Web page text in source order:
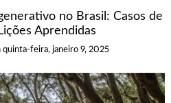
no Brasil: Casos de
Aprendidas
quinta-feira, janeiro 9, 2025